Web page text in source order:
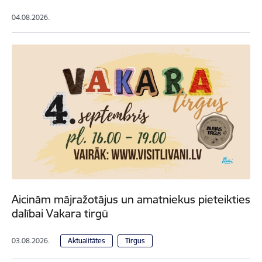
04.08.2026.
Aicinām mājražotājus un amatniekus pieteikties
dalībai Vakara tirgū
03.08.2026. Aktualitātes Tirgus